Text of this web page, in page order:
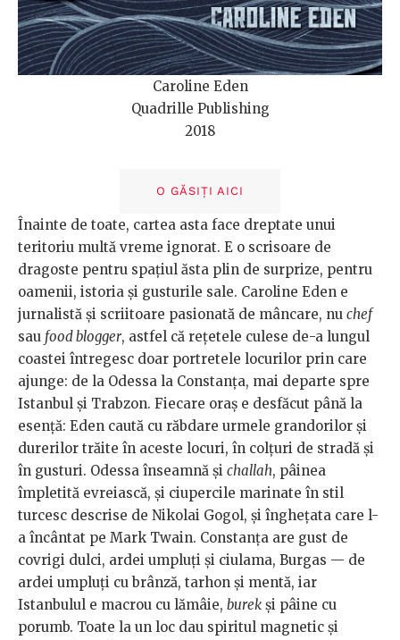
Caroline Eden
Quadrille Publishing
2018
O GĂSIȚI AICI
Înainte de toate, cartea asta face dreptate unui
teritoriu multă vreme ignorat. E o scrisoare de
dragoste pentru spațiul ăsta plin de surprize, pentru
oamenii, istoria și gusturile sale. Caroline Eden e
jurnalistă și scriitoare pasionată de mâncare, nu chef
sau food blogger, astfel că rețetele culese de-a lungul
coastei întregesc doar portretele locurilor prin care
ajunge: de la Odessa la Constanța, mai departe spre
Istanbul și Trabzon. Fiecare oraș e desfăcut până la
esență: Eden caută cu răbdare urmele grandorilor și
durerilor trăite în aceste locuri, în colțuri de stradă și
în gusturi. Odessa înseamnă și challah, pâinea
împletită evreiască, și ciupercile marinate în stil
turcesc descrise de Nikolai Gogol, și înghețata care l-
a încântat pe Mark Twain. Constanța are gust de
covrigi dulci, ardei umpluți și ciulama, Burgas — de
ardei umpluți cu brânză, tarhon și mentă, iar
Istanbulul e macrou cu lămâie, burek și pâine cu
porumb. Toate la un loc dau spiritul magnetic și